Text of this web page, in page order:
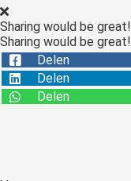
Sharing would be great!
Sharing would be great!
Delen
Delen
Delen